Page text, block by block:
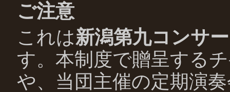
ご注意
これは新潟第九コンサ
す。本制度で贈呈する
や、当団主催の定期演